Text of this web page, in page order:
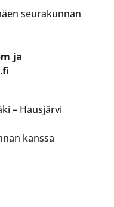
seurakunnan
ja
– Hausjärvi
kanssa